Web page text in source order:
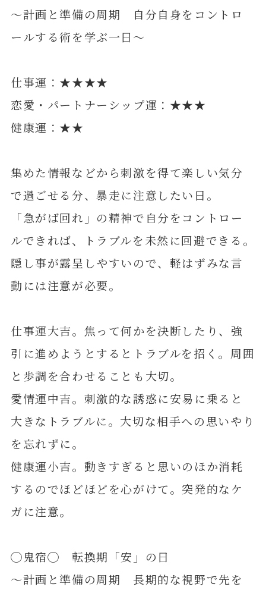
～計画と準備の周期 自分自身をコントロ
ールする術を学ぶ一日～
仕事運：★★★★
恋愛・パートナーシップ運：★★★
健康運：★★
集めた情報などから刺激を得て楽しい気分
で過ごせる分、暴走に注意したい日。
「急がば回れ」の精神で自分をコントロー
ルできれば、トラブルを未然に回避できる。
隠し事が露呈しやすいので、軽はずみな言
動には注意が必要。
仕事運大吉。焦って何かを決断したり、強
引に進めようとするとトラブルを招く。周囲
と歩調を合わせることも大切。
愛情運中吉。刺激的な誘惑に安易に乗ると
大きなトラブルに。大切な相手への思いやり
を忘れずに。
健康運小吉。動きすぎると思いのほか消耗
するのでほどほどを心がけて。突発的なケ
ガに注意。
◯鬼宿◯ 転換期「安」の日
～計画と準備の周期 長期的な視野で先を